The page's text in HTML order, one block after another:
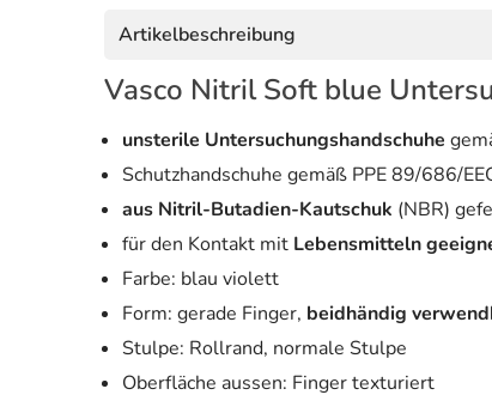
Artikelbeschreibung
Vasco Nitril Soft blue
unsterile Untersuchungshandschuhe
Schutzhandschuhe gemäß PPE 89/686/
aus Nitril-Butadien-Kautschuk (NBR)
für den Kontakt mit Lebensmitteln
Farbe: blau violett
Form: gerade Finger, beidhändig
Stulpe: Rollrand, normale Stulpe
Oberfläche aussen: Finger texturiert